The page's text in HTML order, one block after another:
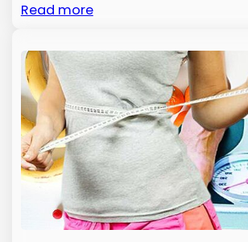
Read more